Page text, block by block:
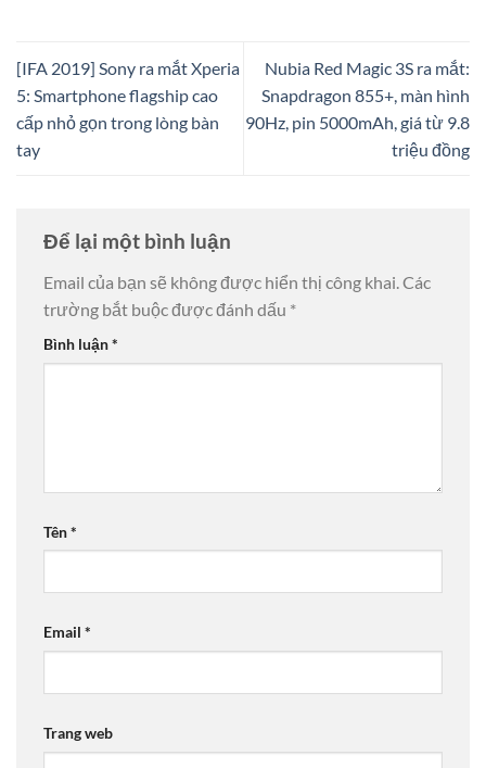
[IFA 2019] Sony ra mắt Xperia
5: Smartphone flagship cao
cấp nhỏ gọn trong lòng bàn
tay
Nubia Red Magic 3S ra mắt:
Snapdragon 855+, màn hình
90Hz, pin 5000mAh, giá từ 9.8
triệu đồng
Để lại một bình luận
Email của bạn sẽ không được hiển thị công khai. Các
trường bắt buộc được đánh dấu *
Bình luận*
Tên*
Email *
Trang web